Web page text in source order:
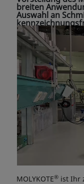
breiten
Auswahl an
MOLYKOTE® ist Ihr